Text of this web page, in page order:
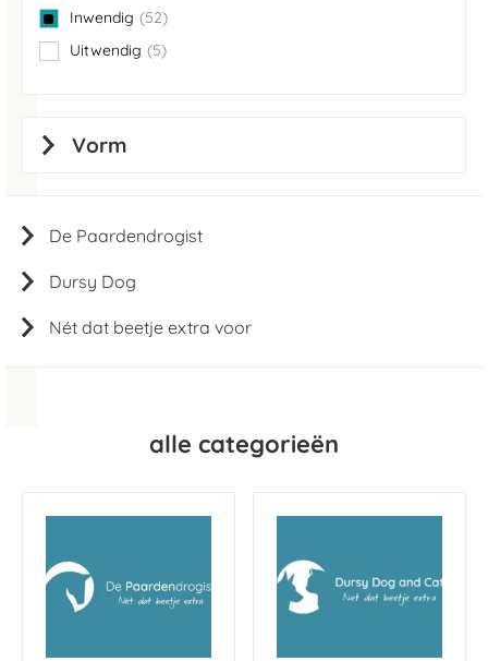
alle categorieën
De Paardendrogist
Dursy Dog
Nét dat beetje extra voor
Inwendig 52
items
Uitwendig
5
items
Vorm